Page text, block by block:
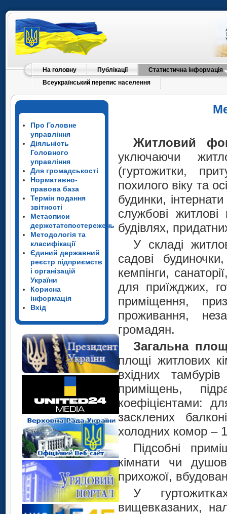
На головну Публікації
Статистична інформація
Всеукраїнський перепис населення
Про Головне
управління
Діяльність
Головного
управління
Для громадськості
Нормативно-
правова база
Термін подання
звітності
Метаописи
держстатспостережень
Методологія та
класифікації
Єдиний державний
реєстр підприємств
і організацій
України
Корисна
інформація
Вхід
Житловий
уключаючи
(гуртожитки,
похилого віку та
будинки,
службові
будівлях,
У складі
садові
кемпінги,
для приїжджих,
приміщення,
проживання,
громадян.
Загальна
площі житлових
вхідних
приміщень,
коефіцієнтами:
засклених
холодних комор –
Підсобні
кімнати чи
прихожої,
У
вищевказаних,